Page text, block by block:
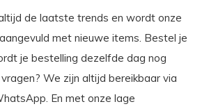
de laatste trends en wordt onze
met nieuwe items. Bestel je
je bestelling dezelfde dag nog
We zijn altijd bereikbaar via
En met onze lage